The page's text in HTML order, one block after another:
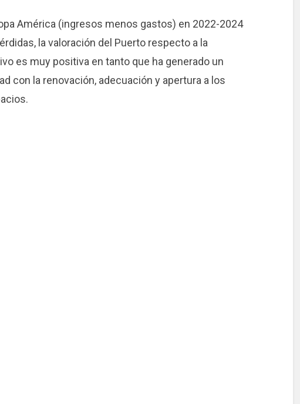
América (ingresos menos gastos) en 2022-2024
la valoración del Puerto respecto a la
es muy positiva en tanto que ha generado un
con la renovación, adecuación y apertura a los